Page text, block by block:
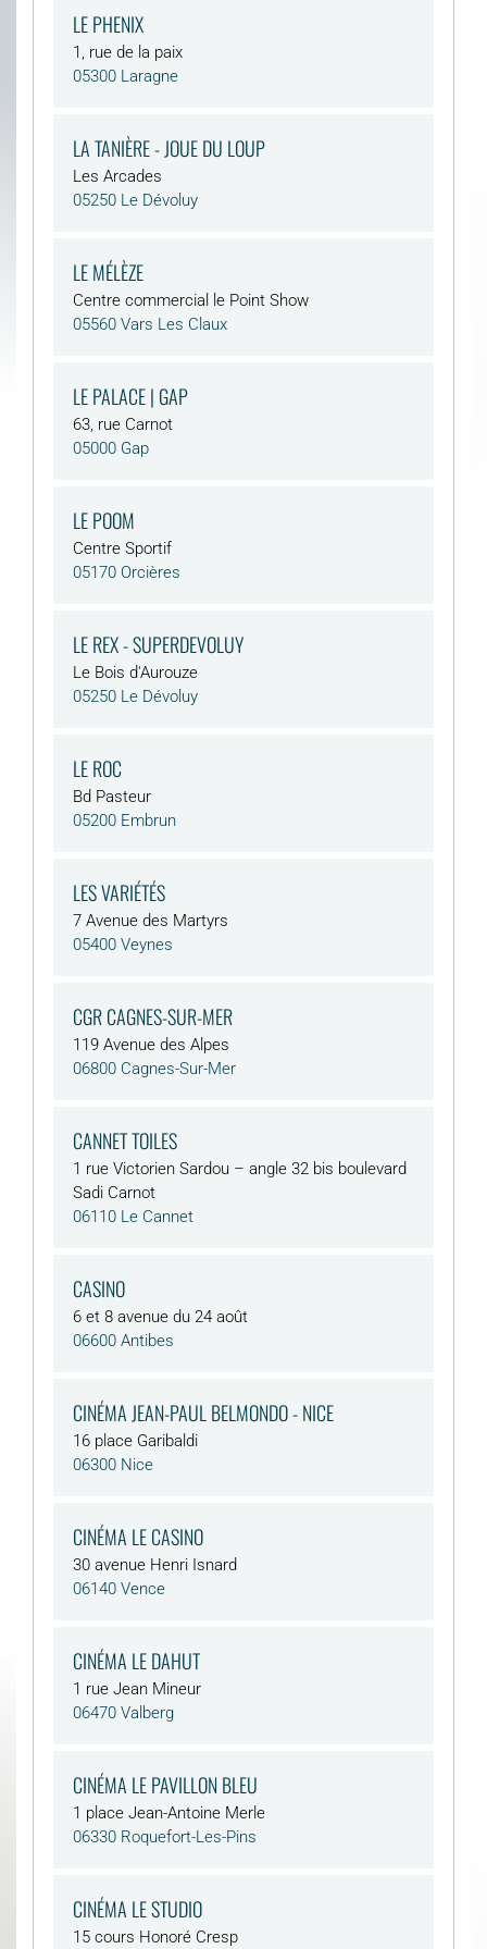
LE PHENIX
1, rue de la paix
05300 Laragne
LA TANIÈRE - JOUE DU LOUP
Les Arcades
05250 Le Dévoluy
LE MÉLÈZE
Centre commercial le Point Show
05560 Vars Les Claux
LE PALACE | GAP
63, rue Carnot
05000 Gap
LE POOM
Centre Sportif
05170 Orcières
LE REX - SUPERDEVOLUY
Le Bois d'Aurouze
05250 Le Dévoluy
LE ROC
Bd Pasteur
05200 Embrun
LES VARIÉTÉS
7 Avenue des Martyrs
05400 Veynes
CGR CAGNES-SUR-MER
119 Avenue des Alpes
06800 Cagnes-Sur-Mer
CANNET TOILES
1 rue Victorien Sardou – angle 32 bis boulevard
Sadi Carnot
06110 Le Cannet
CASINO
6 et 8 avenue du 24 août
06600 Antibes
CINÉMA JEAN-PAUL BELMONDO - NICE
16 place Garibaldi
06300 Nice
CINÉMA LE CASINO
30 avenue Henri Isnard
06140 Vence
CINÉMA LE DAHUT
1 rue Jean Mineur
06470 Valberg
CINÉMA LE PAVILLON BLEU
1 place Jean-Antoine Merle
06330 Roquefort-Les-Pins
CINÉMA LE STUDIO
15 cours Honoré Cresp